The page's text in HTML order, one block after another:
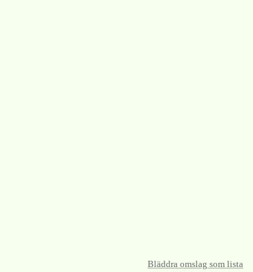
Bläddra omslag som lista